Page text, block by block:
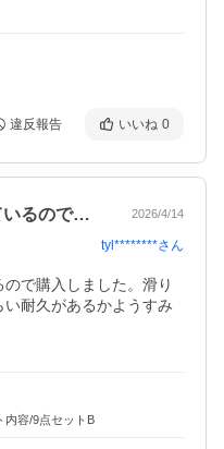
違反報告 いいね 0
一人暮らし用に全てが揃っているので購入… 2026/4/14
tyl********さん
で購入しました。滑り
耐久があるかようすみ
内容/9点セットB